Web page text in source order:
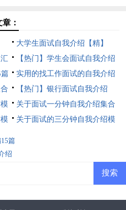
：
大学生面试自我介绍【精】
【热门】学生会面试自我介绍
实用的找工作面试的自我介绍
三篇【热门】银行面试自我介绍
关于面试一分钟自我介绍集合
九篇
关于面试的三分钟自我介绍模
篇
绍